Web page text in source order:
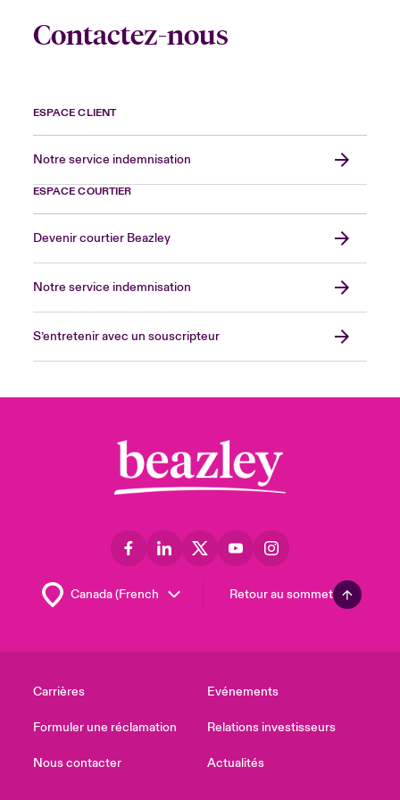
Contactez-nous
ESPACE CLIENT
Notre service indemnisation
ESPACE COURTIER
Devenir courtier Beazley
Notre service indemnisation
S’entretenir avec un souscripteur
Retour au sommet
Carrières
Formuler une réclamation
Nous contacter
Evénements
Relations investisseurs
Actualités